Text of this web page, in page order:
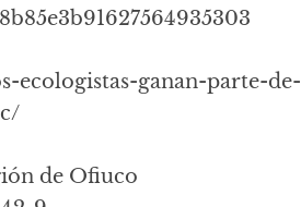
ecologistas-ganan-parte-de-
de Ofiuco